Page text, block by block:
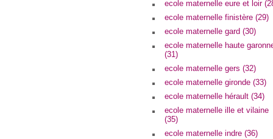
ecole maternelle eure et loir
ecole maternelle finistère (29)
ecole maternelle gard (30)
ecole maternelle haute
(31)
ecole maternelle gers (32)
ecole maternelle gironde (33)
ecole maternelle hérault (34)
ecole maternelle ille et vilaine
(35)
ecole maternelle indre (36)